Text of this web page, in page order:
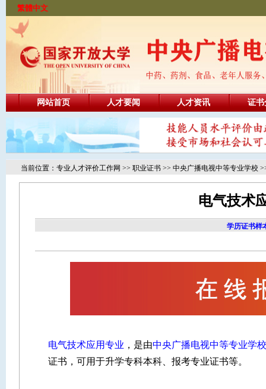
繁體中文
网站首页 人才要闻 人才资讯 证书
当前位置： 专业人才评价工作网 >> 职业证书 >> 中央广播电视中等专业学校
电气技术
学历证书样
电气技术应用专业 ，是由中央广播电视中等专业学校
证书，可用于升学专科本科、报考专业证书等。